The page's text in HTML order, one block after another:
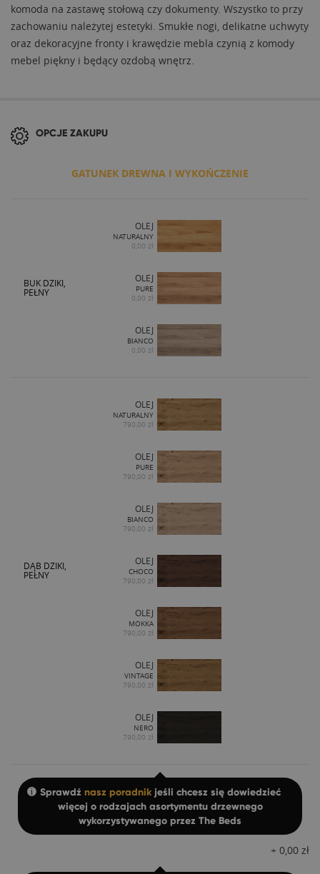
komoda na zastawę stołową czy dokumenty. Wszystko to przy
zachowaniu należytej estetyki. Smukłe nogi, delikatne uchwyty
oraz dekoracyjne fronty i krawędzie mebla czynią z komody
mebel piękny i będący ozdobą wnętrz.
OPCJE ZAKUPU
GATUNEK DREWNA I WYKOŃCZENIE
BUK DZIKI,
PEŁNY
OLEJ
NATURALNY
0,00 zł
OLEJ
PURE
0,00 zł
OLEJ
BIANCO
0,00 zł
DĄB DZIKI,
PEŁNY
OLEJ
NATURALNY
790,00 zł
OLEJ
PURE
790,00 zł
OLEJ
BIANCO
790,00 zł
OLEJ
CHOCO
790,00 zł
OLEJ
MOKKA
790,00 zł
OLEJ
VINTAGE
790,00 zł
OLEJ
NERO
790,00 zł
Sprawdź nasz poradnikjeśli chcesz się dowiedzieć
więcej o rodzajach asortymentu drzewnego
wykorzystywanego przez The Beds
+ 0,00 zł